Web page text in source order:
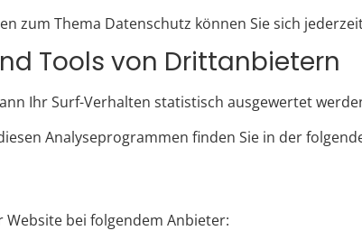
zum Thema Datenschutz können Sie sich
Tools von Dritt­anbietern
Ihr Surf-Verhalten statistisch ausgewertet
Analyseprogrammen finden Sie in der
bei folgendem Anbieter: